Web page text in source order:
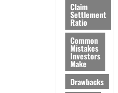
Claim
Settlement
Ratio
Common
Mistakes
Investors
Make
Drawbacks